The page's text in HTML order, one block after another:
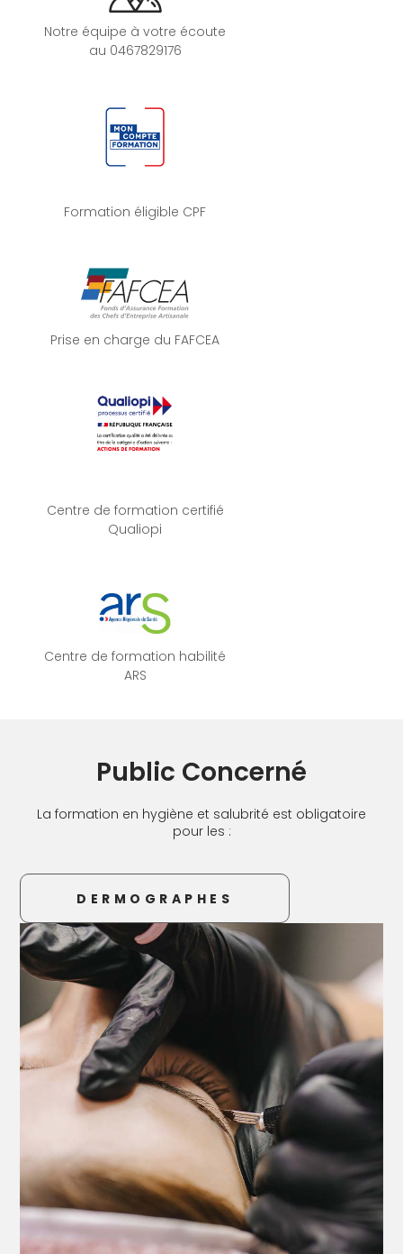
Notre équipe à votre écoute
au 0467829176
Formation éligible CPF
Prise en charge du FAFCEA
Centre de formation certifié
Qualiopi
Centre de formation habilité
ARS
Public Concerné
La formation en hygiène et salubrité est obligatoire
pour les :
DERMOGRAPHES